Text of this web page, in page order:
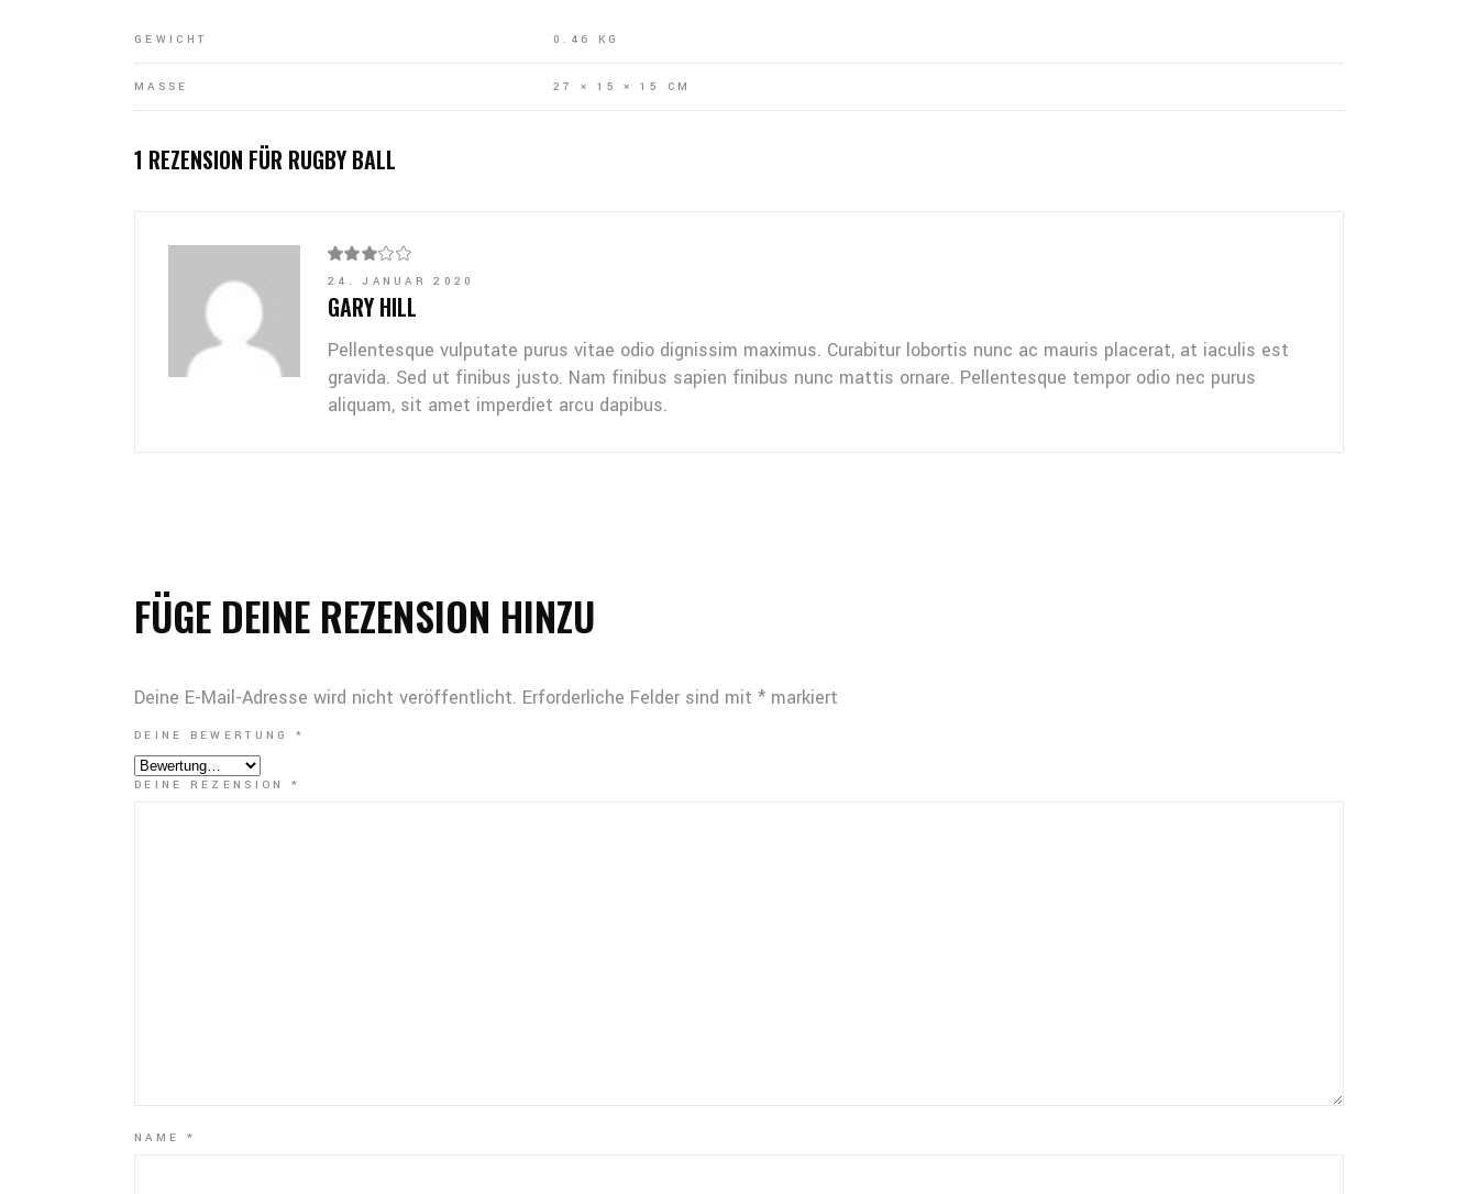
GEWICHT 0.46 KG
MASSE 27 × 15 × 15 CM
1 REZENSION FÜR RUGBY BALL
GARY HILL
24. JANUAR 2020
Pellentesque vulputate purus vitae odio dignissim maximus. Curabitur lobortis nunc ac mauris placerat, at iaculis est
gravida. Sed ut finibus justo. Nam finibus sapien finibus nunc mattis ornare. Pellentesque tempor odio nec purus
aliquam, sit amet imperdiet arcu dapibus.
FÜGE DEINE REZENSION HINZU
Deine E-Mail-Adresse wird nicht veröffentlicht. Erforderliche Felder sind mit * markiert
DEINE BEWERTUNG *
DEINE REZENSION *
NAME *